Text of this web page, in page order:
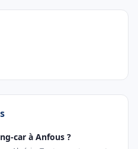
car à Anfous ?